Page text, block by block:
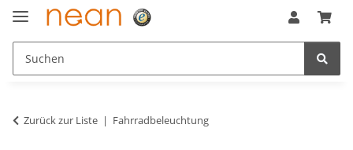
Zurück zur Liste Fahrradbeleuchtung